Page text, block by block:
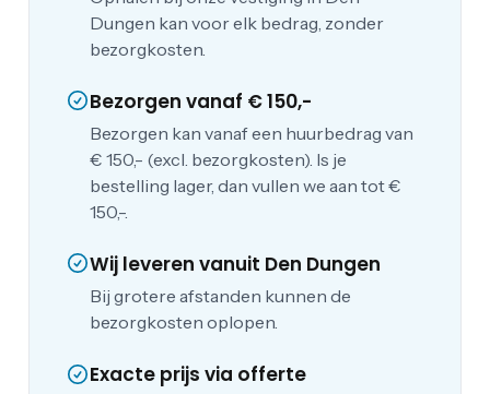
Dungen kan voor elk bedrag, zonder
bezorgkosten.
Bezorgen vanaf € 150,-
Bezorgen kan vanaf een huurbedrag van
€ 150,- (excl. bezorgkosten). Is je
bestelling lager, dan vullen we aan tot €
150,-.
Wij leveren vanuit Den Dungen
Bij grotere afstanden kunnen de
bezorgkosten oplopen.
Exacte prijs via offerte